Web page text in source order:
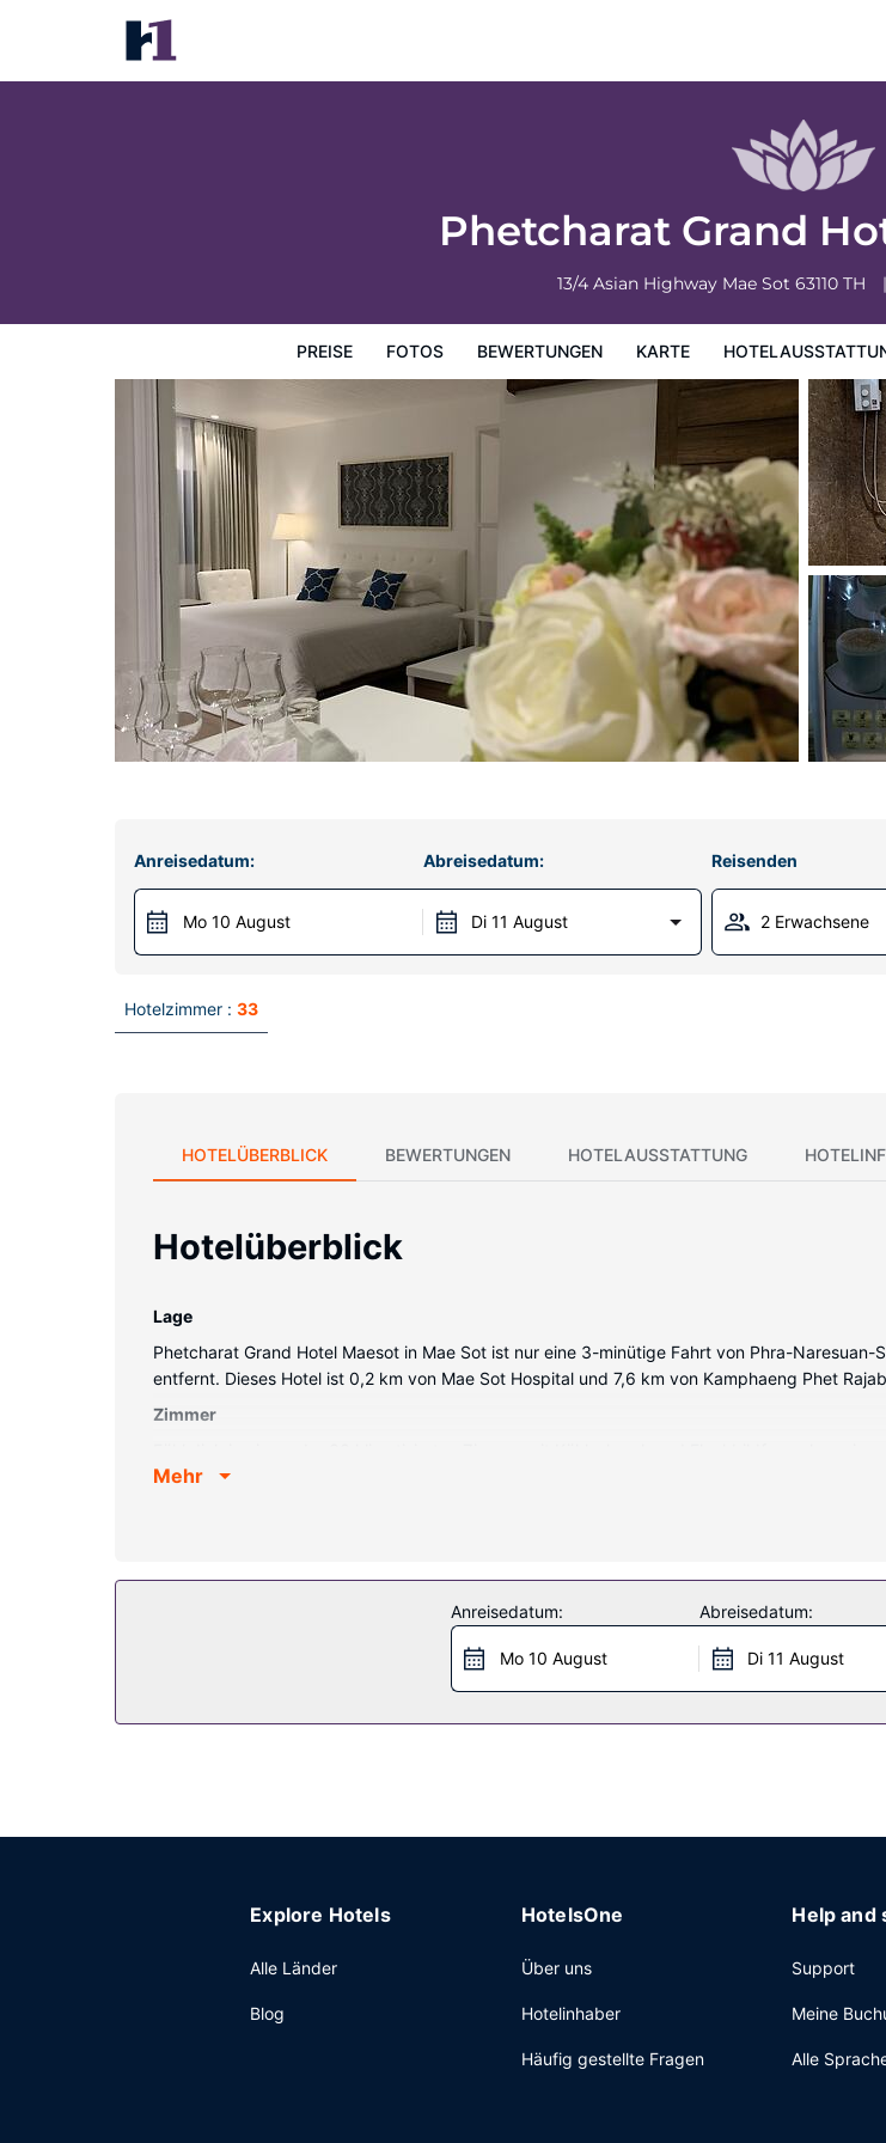
Phetcharat Grand
13/4 Asian Highway Mae Sot 63110 TH
PREISE FOTOS BEWERTUNGEN KARTE
Phetcharat Grand Hotel Maesot
Preise
Anreisedatum:
Mo 10 August
Abreisedatum:
Di 11 August
Reisenden
2 Erwachsene
Hotelzimmer : 33
HOTELÜBERBLICK BEWERTUNGEN HOTELAUSSTATTUNG
Hotelüberblick
Lage
Phetcharat Grand Hotel Maesot in Mae Sot ist nur eine 3-minütige Fahrt von Phra-
entfernt. Dieses Hotel ist 0,2 km von Mae Sot Hospital und 7,6 km von Kamphaeng Phet
Zimmer
(kostenlos) ist ebenso verfügbar wie Satellitenempfang. Es sind eigene Badezimmer mit
Phetcharat Grand Hotel Maesot bietet seinen Gästen ein Restaurant mit köstlichen Speisen.
Mehr
Anreisedatum:
Mo 10 August
Abreisedatum:
Di 11 August
Explore Hotels
Alle Länder
Blog
HotelsOne
Über uns
Hotelinhaber
Häufig gestellte Fragen
Help and
Support
Meine
Alle